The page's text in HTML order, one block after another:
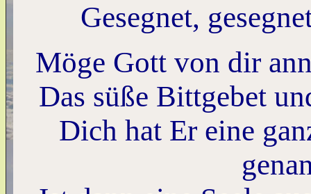
Gesegnet,
Möge Gott von dir
Das süße Bittgebet
Dich hat Er eine